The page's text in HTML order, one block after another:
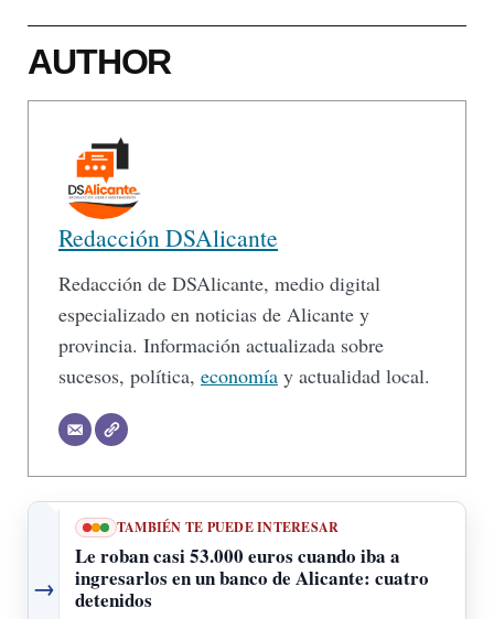
AUTHOR
Redacción DSAlicante
Redacción de DSAlicante, medio digital
especializado en noticias de Alicante y
provincia. Información actualizada sobre
sucesos, política, economía y actualidad local.
→
TAMBIÉN TE PUEDE INTERESAR
Le roban casi 53.000 euros cuando iba a
ingresarlos en un banco de Alicante: cuatro
detenidos